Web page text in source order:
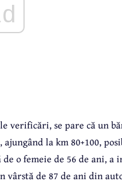
se pare că un
la km 80+100,
o femeie de 56 de ani,
de 87 de ani din